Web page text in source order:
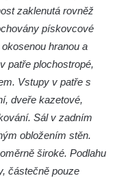
zaklenutá rovněž
pískovcové
hranou a
patře plochostropé,
Vstupy v patře s
dveře kazetové,
Sál v zadním
obložením stěn.
široké. Podlahu
částečně pouze